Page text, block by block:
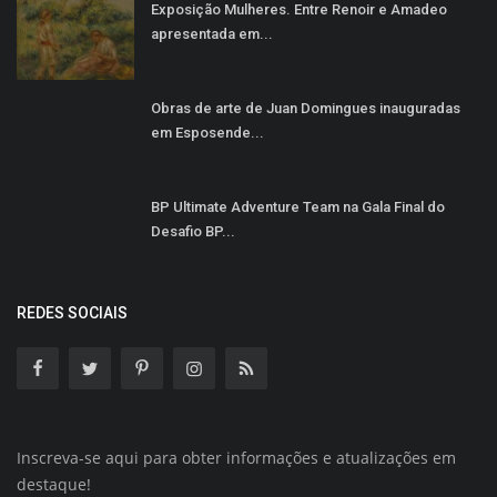
Exposição Mulheres. Entre Renoir e Amadeo
apresentada em...
Obras de arte de Juan Domingues inauguradas
em Esposende...
BP Ultimate Adventure Team na Gala Final do
Desafio BP...
REDES SOCIAIS
Inscreva-se aqui para obter informações e atualizações em
destaque!